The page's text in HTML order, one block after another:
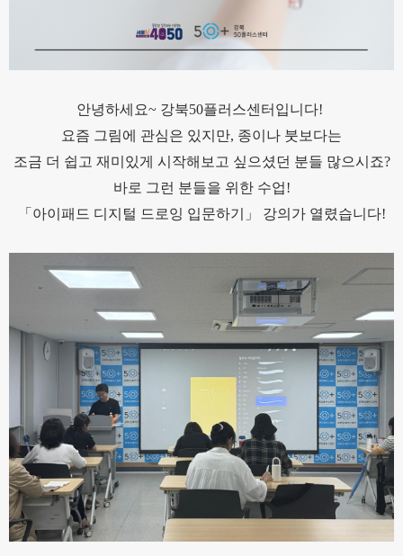
안녕하세요~ 강북50플러스센터입니다!
요즘 그림에 관심은 있지만, 종이나 붓보다는
조금 더 쉽고 재미있게 시작해보고 싶으셨던 분들 많으시죠?
바로 그런 분들을 위한 수업!
「아이패드 디지털 드로잉 입문하기」 강의가 열렸습니다!